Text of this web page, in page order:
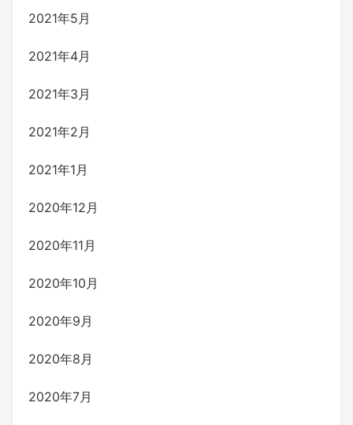
2021年5月
2021年4月
2021年3月
2021年2月
2021年1月
2020年12月
2020年11月
2020年10月
2020年9月
2020年8月
2020年7月